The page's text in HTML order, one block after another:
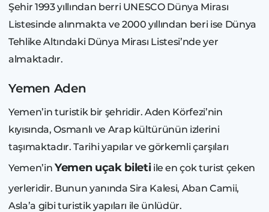
Şehir 1993 yıllından berri UNESCO Dünya Mirası
Listesinde alınmakta ve 2000 yıllından beri ise Dünya
Tehlike Altındaki Dünya Mirası Listesi’nde yer
almaktadır.
Yemen Aden
Yemen’in turistik bir şehridir. Aden Körfezi’nin
kıyısında, Osmanlı ve Arap kültürünün izlerini
taşımaktadır. Tarihi yapılar ve görkemli çarşıları
Yemen’in Yemen uçak biletiile en çok turist çeken
yerleridir. Bunun yanında Sira Kalesi, Aban Camii,
Asla’a gibi turistik yapıları ile ünlüdür.